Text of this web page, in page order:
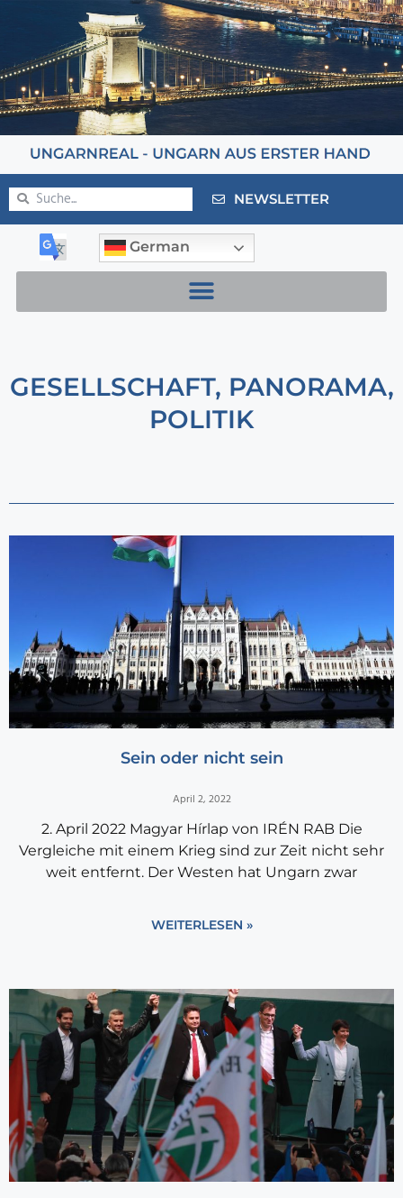
NEWSLETTER
German
GESELLSCHAFT, PANORAMA,
POLITIK
Sein oder nicht sein
April 2, 2022
2. April 2022 Magyar Hírlap von IRÉN RAB Die
Vergleiche mit einem Krieg sind zur Zeit nicht sehr
weit entfernt. Der Westen hat Ungarn zwar
WEITERLESEN »